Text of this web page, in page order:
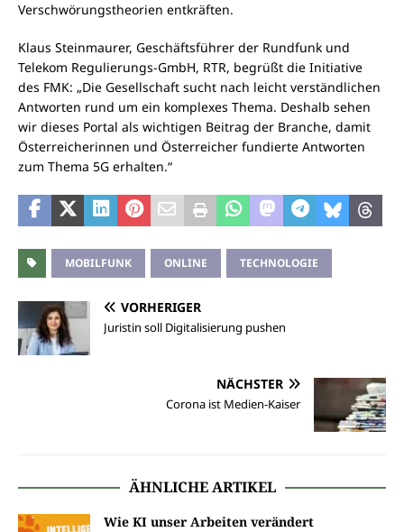
Verschwörungstheorien entkräften.
Klaus Steinmaurer, Geschäftsführer der Rundfunk und
Telekom Regulierungs-GmbH, RTR, begrüßt die Initiative
des FMK: „Die Gesellschaft sucht nach leicht verständlichen
Antworten rund um ein komplexes Thema. Deshalb sehen
wir dieses Portal als wichtigen Beitrag der Branche, damit
Österreicherinnen und Österreicher fundierte Antworten
zum Thema 5G erhalten.“
MOBILFUNK ONLINE TECHNOLOGIE
VORHERIGER
Juristin soll Digitalisierung pushen
NÄCHSTER
Corona ist Medien-Kaiser
ÄHNLICHE ARTIKEL
Wie KI unser Arbeiten verändert